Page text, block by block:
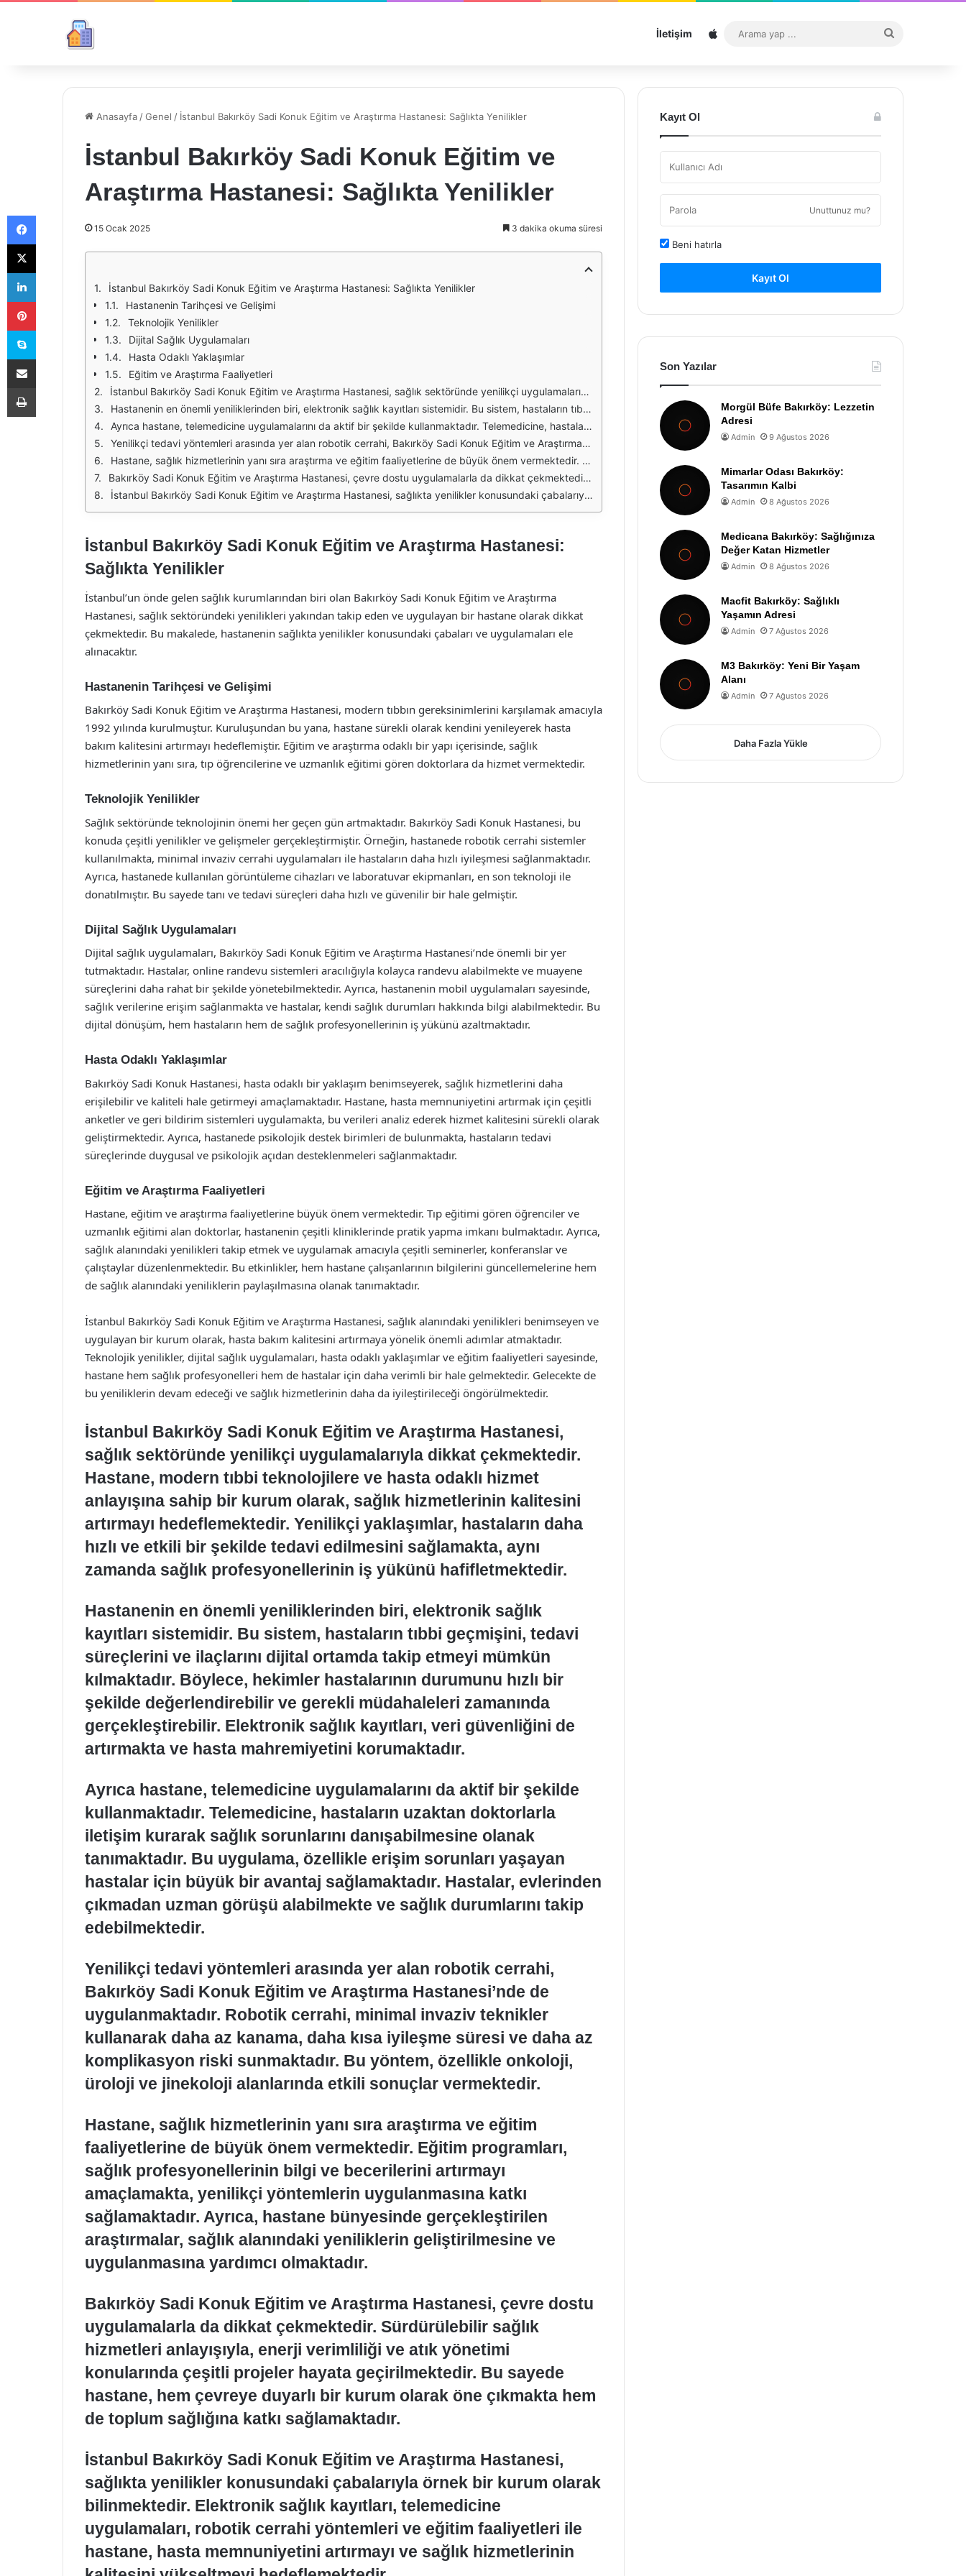
İletişim Sitemap
...
Anasayfa /Genel / İstanbul Bakırköy Sadi Konuk Eğitim ve Araştırma Hastanesi: Sağlıkta Yenilikler
İstanbul Bakırköy Sadi Konuk Eğitim ve
Araştırma Hastanesi: Sağlıkta Yenilikler
15 Ocak 2025 3 dakika okuma süresi
İstanbul Bakırköy Sadi Konuk Eğitim ve Araştırma Hastanesi: Sağlıkta Yenilikler
Hastanenin Tarihçesi ve Gelişimi
Teknolojik Yenilikler
Dijital Sağlık Uygulamaları
Hasta Odaklı Yaklaşımlar
Eğitim ve Araştırma Faaliyetleri
İstanbul Bakırköy Sadi Konuk Eğitim ve Araştırma Hastanesi, sağlık sektöründe yenilikçi uygulamalarıyla dikkat çekmektedir. Hastane, modern tıbbi teknolojilere ve hasta odaklı hizmet anlayışına sahip bir kurum olarak, sağlık hizmetlerinin kalitesini artırmayı hedeflemektedir. Yenilikçi yaklaşımlar, hastaların daha hızlı ve etkili bir şekilde tedavi edilmesini sağlamakta, aynı zamanda sağlık profesyonellerinin iş yükünü hafifletmektedir.
Hastanenin en önemli yeniliklerinden biri, elektronik sağlık kayıtları sistemidir. Bu sistem, hastaların tıbbi geçmişini, tedavi süreçlerini ve ilaçlarını dijital ortamda takip etmeyi mümkün kılmaktadır. Böylece, hekimler hastalarının durumunu hızlı bir şekilde değerlendirebilir ve gerekli müdahaleleri zamanında gerçekleştirebilir. Elektronik sağlık kayıtları, veri güvenliğini de artırmakta ve hasta mahremiyetini korumaktadır.
Ayrıca hastane, telemedicine uygulamalarını da aktif bir şekilde kullanmaktadır. Telemedicine, hastaların uzaktan doktorlarla iletişim kurarak sağlık sorunlarını danışabilmesine olanak tanımaktadır. Bu uygulama, özellikle erişim sorunları yaşayan hastalar için büyük bir avantaj sağlamaktadır. Hastalar, evlerinden çıkmadan uzman görüşü alabilmekte ve sağlık durumlarını takip edebilmektedir.
Yenilikçi tedavi yöntemleri arasında yer alan robotik cerrahi, Bakırköy Sadi Konuk Eğitim ve Araştırma Hastanesi'nde de uygulanmaktadır. Robotik cerrahi, minimal invaziv teknikler kullanarak daha az kanama, daha kısa iyileşme süresi ve daha az komplikasyon riski sunmaktadır. Bu yöntem, özellikle onkoloji, üroloji ve jinekoloji alanlarında etkili sonuçlar vermektedir.
Hastane, sağlık hizmetlerinin yanı sıra araştırma ve eğitim faaliyetlerine de büyük önem vermektedir. Eğitim programları, sağlık profesyonellerinin bilgi ve becerilerini artırmayı amaçlamakta, yenilikçi yöntemlerin uygulanmasına katkı sağlamaktadır. Ayrıca, hastane bünyesinde gerçekleştirilen araştırmalar, sağlık alanındaki yeniliklerin geliştirilmesine ve uygulanmasına yardımcı olmaktadır.
Bakırköy Sadi Konuk Eğitim ve Araştırma Hastanesi, çevre dostu uygulamalarla da dikkat çekmektedir. Sürdürülebilir sağlık hizmetleri anlayışıyla, enerji verimliliği ve atık yönetimi konularında çeşitli projeler hayata geçirilmektedir. Bu sayede hastane, hem çevreye duyarlı bir kurum olarak öne çıkmakta hem de toplum sağlığına katkı sağlamaktadır.
İstanbul Bakırköy Sadi Konuk Eğitim ve Araştırma Hastanesi, sağlıkta yenilikler konusundaki çabalarıyla örnek bir kurum olarak bilinmektedir. Elektronik sağlık kayıtları, telemedicine uygulamaları, robotik cerrahi yöntemleri ve eğitim faaliyetleri ile hastane, hasta memnuniyetini artırmayı ve sağlık hizmetlerinin kalitesini yükseltmeyi hedeflemektedir.
İstanbul Bakırköy Sadi Konuk Eğitim ve Araştırma Hastanesi:
Sağlıkta Yenilikler
İstanbul’un önde gelen sağlık kurumlarından biri olan Bakırköy Sadi Konuk Eğitim ve Araştırma
Hastanesi, sağlık sektöründeki yenilikleri yakından takip eden ve uygulayan bir hastane olarak dikkat
çekmektedir. Bu makalede, hastanenin sağlıkta yenilikler konusundaki çabaları ve uygulamaları ele
alınacaktır.
Hastanenin Tarihçesi ve Gelişimi
Bakırköy Sadi Konuk Eğitim ve Araştırma Hastanesi, modern tıbbın gereksinimlerini karşılamak amacıyla
1992 yılında kurulmuştur. Kuruluşundan bu yana, hastane sürekli olarak kendini yenileyerek hasta
bakım kalitesini artırmayı hedeflemiştir. Eğitim ve araştırma odaklı bir yapı içerisinde, sağlık
hizmetlerinin yanı sıra, tıp öğrencilerine ve uzmanlık eğitimi gören doktorlara da hizmet vermektedir.
Teknolojik Yenilikler
Sağlık sektöründe teknolojinin önemi her geçen gün artmaktadır. Bakırköy Sadi Konuk Hastanesi, bu
konuda çeşitli yenilikler ve gelişmeler gerçekleştirmiştir. Örneğin, hastanede robotik cerrahi sistemler
kullanılmakta, minimal invaziv cerrahi uygulamaları ile hastaların daha hızlı iyileşmesi sağlanmaktadır.
Ayrıca, hastanede kullanılan görüntüleme cihazları ve laboratuvar ekipmanları, en son teknoloji ile
donatılmıştır. Bu sayede tanı ve tedavi süreçleri daha hızlı ve güvenilir bir hale gelmiştir.
Dijital Sağlık Uygulamaları
Dijital sağlık uygulamaları, Bakırköy Sadi Konuk Eğitim ve Araştırma Hastanesi’nde önemli bir yer
tutmaktadır. Hastalar, online randevu sistemleri aracılığıyla kolayca randevu alabilmekte ve muayene
süreçlerini daha rahat bir şekilde yönetebilmektedir. Ayrıca, hastanenin mobil uygulamaları sayesinde,
sağlık verilerine erişim sağlanmakta ve hastalar, kendi sağlık durumları hakkında bilgi alabilmektedir. Bu
dijital dönüşüm, hem hastaların hem de sağlık profesyonellerinin iş yükünü azaltmaktadır.
Hasta Odaklı Yaklaşımlar
Bakırköy Sadi Konuk Hastanesi, hasta odaklı bir yaklaşım benimseyerek, sağlık hizmetlerini daha
erişilebilir ve kaliteli hale getirmeyi amaçlamaktadır. Hastane, hasta memnuniyetini artırmak için çeşitli
anketler ve geri bildirim sistemleri uygulamakta, bu verileri analiz ederek hizmet kalitesini sürekli olarak
geliştirmektedir. Ayrıca, hastanede psikolojik destek birimleri de bulunmakta, hastaların tedavi
süreçlerinde duygusal ve psikolojik açıdan desteklenmeleri sağlanmaktadır.
Eğitim ve Araştırma Faaliyetleri
Hastane, eğitim ve araştırma faaliyetlerine büyük önem vermektedir. Tıp eğitimi gören öğrenciler ve
uzmanlık eğitimi alan doktorlar, hastanenin çeşitli kliniklerinde pratik yapma imkanı bulmaktadır. Ayrıca,
sağlık alanındaki yenilikleri takip etmek ve uygulamak amacıyla çeşitli seminerler, konferanslar ve
çalıştaylar düzenlenmektedir. Bu etkinlikler, hem hastane çalışanlarının bilgilerini güncellemelerine hem
de sağlık alanındaki yeniliklerin paylaşılmasına olanak tanımaktadır.
İstanbul Bakırköy Sadi Konuk Eğitim ve Araştırma Hastanesi, sağlık alanındaki yenilikleri benimseyen ve
uygulayan bir kurum olarak, hasta bakım kalitesini artırmaya yönelik önemli adımlar atmaktadır.
Teknolojik yenilikler, dijital sağlık uygulamaları, hasta odaklı yaklaşımlar ve eğitim faaliyetleri sayesinde,
hastane hem sağlık profesyonelleri hem de hastalar için daha verimli bir hale gelmektedir. Gelecekte de
bu yeniliklerin devam edeceği ve sağlık hizmetlerinin daha da iyileştirileceği öngörülmektedir.
İstanbul Bakırköy Sadi Konuk Eğitim ve Araştırma Hastanesi,
sağlık sektöründe yenilikçi uygulamalarıyla dikkat çekmektedir.
Hastane, modern tıbbi teknolojilere ve hasta odaklı hizmet
anlayışına sahip bir kurum olarak, sağlık hizmetlerinin kalitesini
artırmayı hedeflemektedir. Yenilikçi yaklaşımlar, hastaların daha
hızlı ve etkili bir şekilde tedavi edilmesini sağlamakta, aynı
zamanda sağlık profesyonellerinin iş yükünü hafifletmektedir.
Hastanenin en önemli yeniliklerinden biri, elektronik sağlık
kayıtları sistemidir. Bu sistem, hastaların tıbbi geçmişini, tedavi
süreçlerini ve ilaçlarını dijital ortamda takip etmeyi mümkün
kılmaktadır. Böylece, hekimler hastalarının durumunu hızlı bir
şekilde değerlendirebilir ve gerekli müdahaleleri zamanında
gerçekleştirebilir. Elektronik sağlık kayıtları, veri güvenliğini de
artırmakta ve hasta mahremiyetini korumaktadır.
Ayrıca hastane, telemedicine uygulamalarını da aktif bir şekilde
kullanmaktadır. Telemedicine, hastaların uzaktan doktorlarla
iletişim kurarak sağlık sorunlarını danışabilmesine olanak
tanımaktadır. Bu uygulama, özellikle erişim sorunları yaşayan
hastalar için büyük bir avantaj sağlamaktadır. Hastalar, evlerinden
çıkmadan uzman görüşü alabilmekte ve sağlık durumlarını takip
edebilmektedir.
Yenilikçi tedavi yöntemleri arasında yer alan robotik cerrahi,
Bakırköy Sadi Konuk Eğitim ve Araştırma Hastanesi’nde de
uygulanmaktadır. Robotik cerrahi, minimal invaziv teknikler
kullanarak daha az kanama, daha kısa iyileşme süresi ve daha az
komplikasyon riski sunmaktadır. Bu yöntem, özellikle onkoloji,
üroloji ve jinekoloji alanlarında etkili sonuçlar vermektedir.
Hastane, sağlık hizmetlerinin yanı sıra araştırma ve eğitim
faaliyetlerine de büyük önem vermektedir. Eğitim programları,
sağlık profesyonellerinin bilgi ve becerilerini artırmayı
amaçlamakta, yenilikçi yöntemlerin uygulanmasına katkı
sağlamaktadır. Ayrıca, hastane bünyesinde gerçekleştirilen
araştırmalar, sağlık alanındaki yeniliklerin geliştirilmesine ve
uygulanmasına yardımcı olmaktadır.
Bakırköy Sadi Konuk Eğitim ve Araştırma Hastanesi, çevre dostu
uygulamalarla da dikkat çekmektedir. Sürdürülebilir sağlık
hizmetleri anlayışıyla, enerji verimliliği ve atık yönetimi
konularında çeşitli projeler hayata geçirilmektedir. Bu sayede
hastane, hem çevreye duyarlı bir kurum olarak öne çıkmakta hem
de toplum sağlığına katkı sağlamaktadır.
İstanbul Bakırköy Sadi Konuk Eğitim ve Araştırma Hastanesi,
sağlıkta yenilikler konusundaki çabalarıyla örnek bir kurum olarak
bilinmektedir. Elektronik sağlık kayıtları, telemedicine
uygulamaları, robotik cerrahi yöntemleri ve eğitim faaliyetleri ile
hastane, hasta memnuniyetini artırmayı ve sağlık hizmetlerinin
Kayıt Ol
Unuttunuz mu?
Beni hatırla
Kayıt Ol
Son Yazılar
Morgül Büfe Bakırköy: Lezzetin
Adresi
Admin 9 Ağustos 2026
Mimarlar Odası Bakırköy:
Tasarımın Kalbi
Admin 8 Ağustos 2026
Medicana Bakırköy: Sağlığınıza
Değer Katan Hizmetler
Admin 8 Ağustos 2026
Macfit Bakırköy: Sağlıklı
Yaşamın Adresi
Admin 7 Ağustos 2026
M3 Bakırköy: Yeni Bir Yaşam
Alanı
Admin 7 Ağustos 2026
Daha Fazla Yükle
Facebook
X
LinkedIn
Pinterest
Skype
E-Posta ile paylaş